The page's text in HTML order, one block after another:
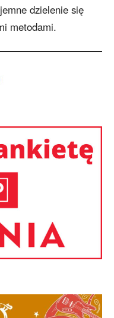
dzielenie się
metodami.